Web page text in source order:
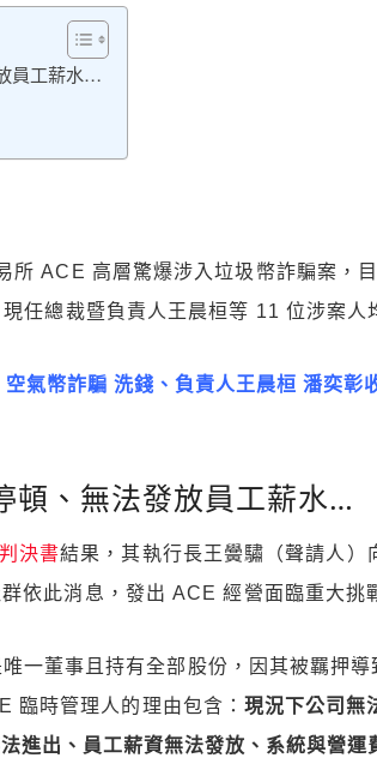
員工薪水…
所 ACE 高層驚爆涉入垃圾幣詐騙案，
任總裁暨負責人王晨桓等 11 位涉案人
氣幣詐騙 洗錢、負責人王晨桓 潘奕彰
頓、無法發放員工薪水…
判決書結果，其執行長王黌驌（聲請人）
群依此消息，發出 ACE 經營面臨重大挑
一董事且持有全部股份，因其被羈押導
臨時管理人的理由包含：現況下公司無
進出、員工薪資無法發放、系統與營運